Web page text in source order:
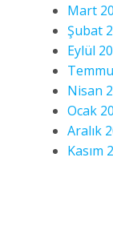
Mart
Şubat
Eylül
Nisan
Ocak
Aralık
Kasım